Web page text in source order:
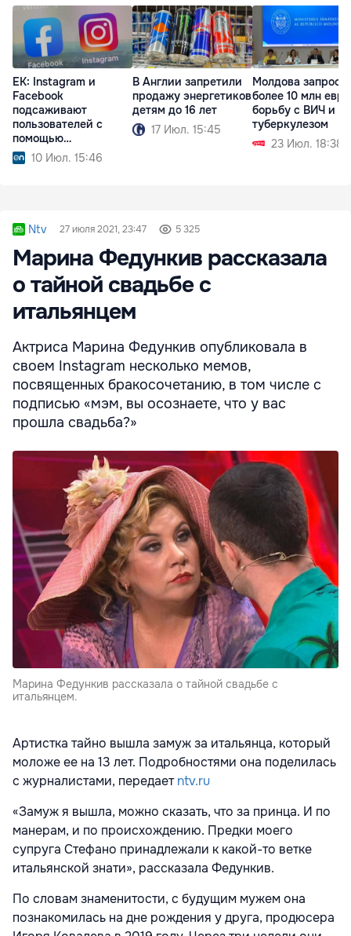
ЕК: Instagram и
Facebook
подсаживают
пользователей с
помощью
«затягивающего»
дизайна
10 Июл. 15:46
В Англии запретили
продажу энергетиков
детям до 16 лет
17 Июл. 15:45
Молдова
более 10 млн
борьбу с ВИЧ и
туберкулезом
23 Июл. 18:38
Ntv 27 июля 2021, 23:47 5 325
Марина Федункив рассказала
о тайной свадьбе с
итальянцем
Актриса Марина Федункив опубликовала в
своем Instagram несколько мемов,
посвященных бракосочетанию, в том числе с
подписью «мэм, вы осознаете, что у вас
прошла свадьба?»
Марина Федункив рассказала о тайной свадьбе с
итальянцем.
Артистка тайно вышла замуж за итальянца, который
моложе ее на 13 лет. Подробностями она поделилась
с журналистами, передаетntv.ru
«Замуж я вышла, можно сказать, что за принца. И по
манерам, и по происхождению. Предки моего
супруга Стефано принадлежали к какой-то ветке
итальянской знати», рассказала Федункив.
По словам знаменитости, с будущим мужем она
познакомилась на дне рождения у друга, продюсера